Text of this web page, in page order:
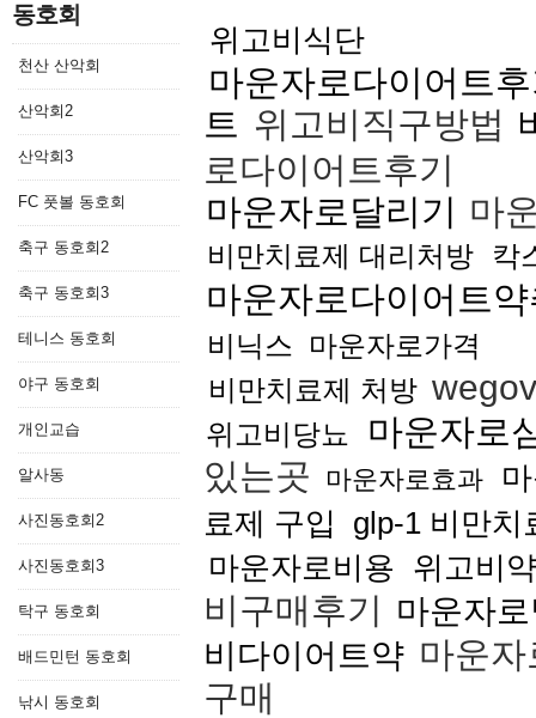
동호회
천산 산악회
산악회2
산악회3
FC 풋볼 동호회
축구 동호회2
축구 동호회3
테니스 동호회
야구 동호회
개인교습
알사동
사진동호회2
사진동호회3
탁구 동호회
배드민턴 동호회
낚시 동호회
위고비식단
마운자로다이어트
트 위고비직구방법
로다이어트후기
마운자로달리기 마
비만치료제 대리처방 칵
마운자로다이어트
비닉스
마운자로가격
비만치료제 처방
위고비당뇨
마운자로
있는곳
마운자로효과
료제 구입
glp-1 비만치
마운자로비용 위고비
비구매후기 마운자
비다이어트약 마운
구매